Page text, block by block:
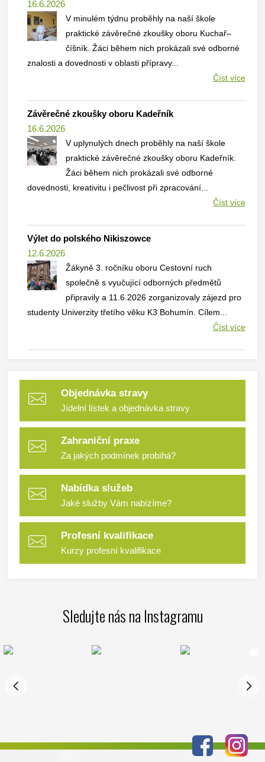
16.6.2026
V minulém týdnu proběhly na naší škole
praktické závěrečné zkoušky oboru Kuchař–
číšník. Žáci během nich prokázali své odborné
znalosti a dovednosti v oblasti přípravy...
Číst více
Závěrečné zkoušky oboru Kadeřník
16.6.2026
V uplynulých dnech proběhly na naší škole
praktické závěrečné zkoušky oboru Kadeřník.
Žáci během nich prokázali své odborné
dovednosti, kreativitu i pečlivost při zpracování...
Číst více
Výlet do polského Nikiszowce
12.6.2026
Žákyně 3. ročníku oboru Cestovní ruch
společně s vyučující odborných předmětů
připravily a 11.6.2026 zorganizovaly zájezd pro
studenty Univerzity třetího věku K3 Bohumín. Cílem...
Číst více
Objednávka stravy
Jídelní lístek a objednávka stravy
Zahraniční praxe
Za jakých podmínek probíhá?
Nabídka služeb
Jaké služby Vám nabízíme?
Profesní kvalifikace
Kurzy profesní kvalifikace
Sledujte nás na Instagramu